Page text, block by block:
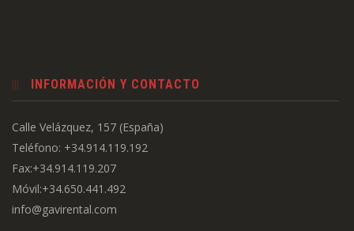
INFORMACIÓN Y CONTACTO
Calle Velázquez, 157 (España)
Teléfono: +34.914.119.192
Fax:+34.914.119.207
Móvil:+34.650.441.492
info@gavirental.com